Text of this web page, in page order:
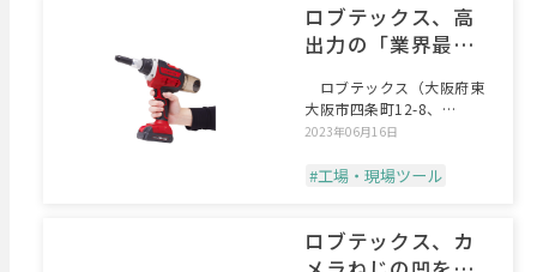
ロブテックス、高
出力の「業界最
ベッター
ロブテックス（大阪府東
大阪市四条町12-8、
TEL.072-980-1
2023年06月16日
#工場・現場ツール
ロブテックス、カ